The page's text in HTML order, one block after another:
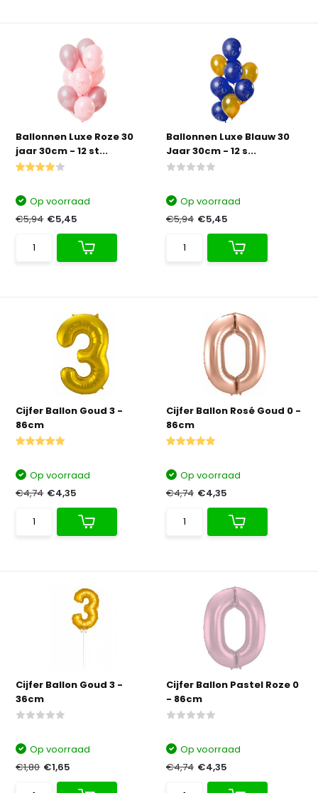
Ballonnen Luxe Roze 30
jaar 30cm - 12 st...
Op voorraad
€5,94 €5,45
Ballonnen Luxe Blauw 30
Jaar 30cm - 12 s...
Op voorraad
€5,94 €5,45
Cijfer Ballon Goud 3 -
86cm
Op voorraad
€4,74 €4,35
Cijfer Ballon Rosé Goud 0 -
86cm
Op voorraad
€4,74 €4,35
Cijfer Ballon Goud 3 -
36cm
Op voorraad
€1,80 €1,65
Cijfer Ballon Pastel Roze 0
- 86cm
Op voorraad
€4,74 €4,35